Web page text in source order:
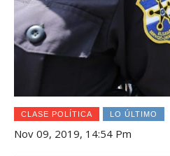
CLASE POLÍTICA LO ÚLTIMO
Nov 09, 2019, 14:54 Pm